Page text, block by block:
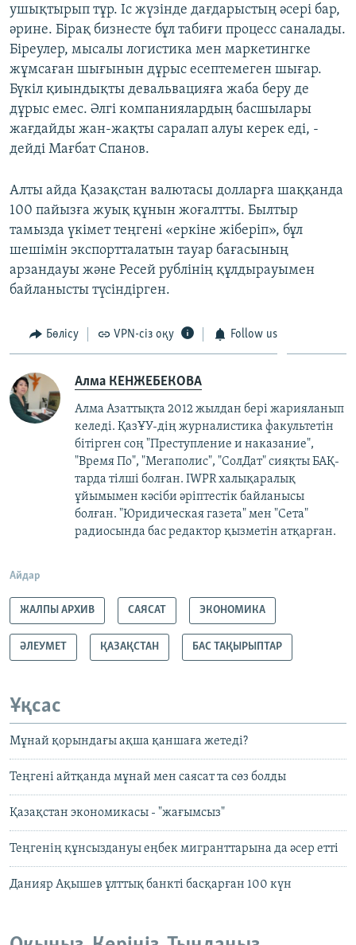
ушықтырып тұр. Іс жүзінде дағдарыстың әсері бар,
әрине. Бірақ бизнесте бұл табиғи процесс саналады.
Біреулер, мысалы логистика мен маркетингке
жұмсаған шығынын дұрыс есептемеген шығар.
Бүкіл қиындықты девальвацияға жаба беру де
дұрыс емес. Әлгі компаниялардың басшылары
жағдайды жан-жақты саралап алуы керек еді, -
дейді Мағбат Спанов.
Алты айда Қазақстан валютасы долларға шаққанда
100 пайызға жуық құнын жоғалтты. Былтыр
тамызда үкімет теңгені «еркіне жіберіп», бұл
шешімін экспортталатын тауар бағасының
арзандауы және Ресей рублінің құлдырауымен
байланысты түсіндірген.
Бөлісу VPN-сіз оқу Follow us
Алма КЕНЖЕБЕКОВА
Алма Азаттықта 2012 жылдан бері жарияланып
келеді. ҚазҰУ-дің журналистика факультетін
бітірген соң "Преступление и наказание",
"Время По", "Мегаполис", "СолДат" сияқты БАҚ-
тарда тілші болған. IWPR халықаралық
ұйымымен кәсіби әріптестік байланысы
болған. "Юридическая газета" мен "Сета"
радиосында бас редактор қызметін атқарған.​
Айдар
ЖАЛПЫ АРХИВ САЯСАТ ЭКОНОМИКА
ӘЛЕУМЕТ ҚАЗАҚСТАН БАС ТАҚЫРЫПТАР
Ұқсас
Мұнай қорындағы ақша қаншаға жетеді?
Теңгені айтқанда мұнай мен саясат та сөз болды
Қазақстан экономикасы - "жағымсыз"
Теңгенің құнсыздануы еңбек мигранттарына да әсер етті
Данияр Ақышев ұлттық банкті басқарған 100 күн